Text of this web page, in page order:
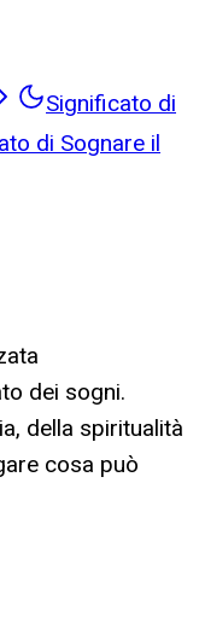
Significato di
di Sognare il
dei sogni.
della spiritualità
cosa può